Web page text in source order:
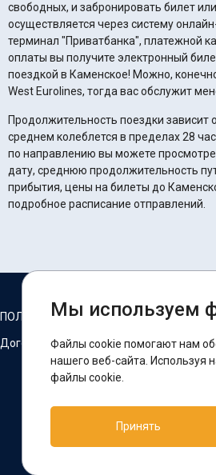
свободных, и забронировать билет
осуществляется через систему
терминал "Приватбанка", платежной
оплаты вы получите электронный
поездкой в Каменское! Можно,
West Eurolines, тогда вас обслужит
Продолжительность поездки зависит
среднем колеблется в пределах 28 часов 20 минут.
по направлению вы можете
дату, среднюю продолжительность
прибытия, цены на билеты до
подробное расписание отправлений.
ПОЛИТИКА COOKIES
Договор оферты
Мы в
Facebook
Telegram-
Мы используем
Файлы cookie помогают нам
нашего веб-сайта. Используя
файлы cookie.
Принять